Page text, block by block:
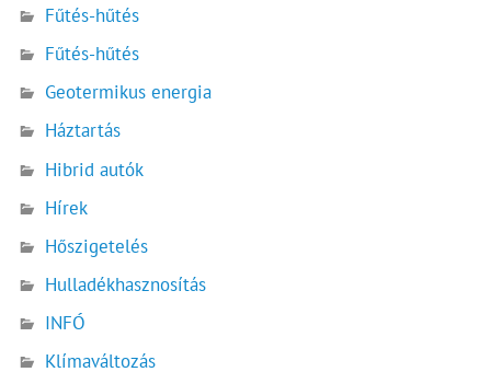
Fűtés-hűtés
Fűtés-hűtés
Geotermikus energia
Háztartás
Hibrid autók
Hírek
Hőszigetelés
Hulladékhasznosítás
INFÓ
Klímaváltozás